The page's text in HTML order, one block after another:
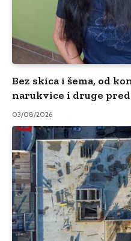
Bez skica i šema, od
narukvice i druge
03/08/2026